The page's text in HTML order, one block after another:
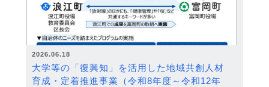
2026.06.18
大学等の「復興知」を活用した地域共創人材
育成・定着推進事業（令和8年度～令和12年